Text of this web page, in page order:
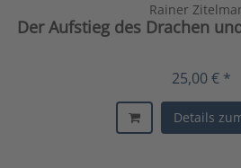
Rainer
Der Aufstieg des Drachen
25,00 € *
Details